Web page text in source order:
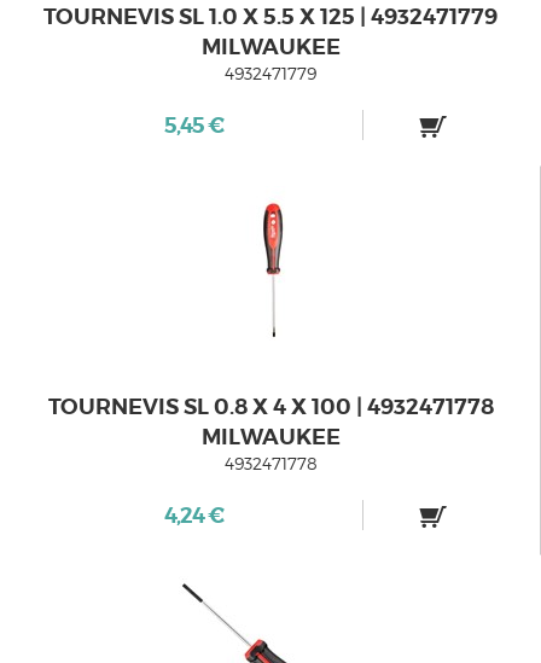
TOURNEVIS SL 1.0 X 5.5 X 125 | 4932471779
MILWAUKEE
4932471779
5,45 €
TOURNEVIS SL 0.8 X 4 X 100 | 4932471778
MILWAUKEE
4932471778
4,24 €